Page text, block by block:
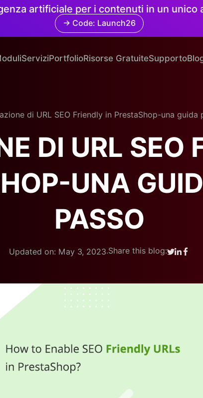
artificiale per i contenuti in un unico
→ Code: Launch26
ServiziPortfolioRisorse GratuiteSupporto
di URL SEO Friendly in PrestaShop-una guida
DI URL SEO
UNA
PASSO
Updated on: May 3, 2023.Share this blog: